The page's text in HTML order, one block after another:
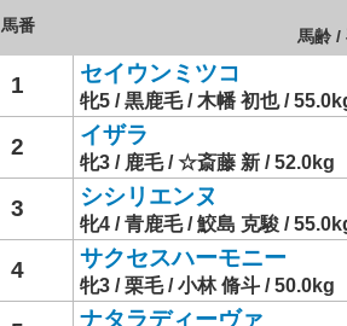
馬番
馬齢 /
1 セイウンミツコ
牝5 / 黒鹿毛 / 木幡 初也 /
2 イザラ
牝3 / 鹿毛 / ☆斎藤 新 / 52.0kg
3 シシリエンヌ
牝4 / 青鹿毛 / 鮫島 克駿 /
4 サクセスハーモニー
牝3 / 栗毛 / 小林 脩斗 / 50.0kg
ナタラディーヴァ